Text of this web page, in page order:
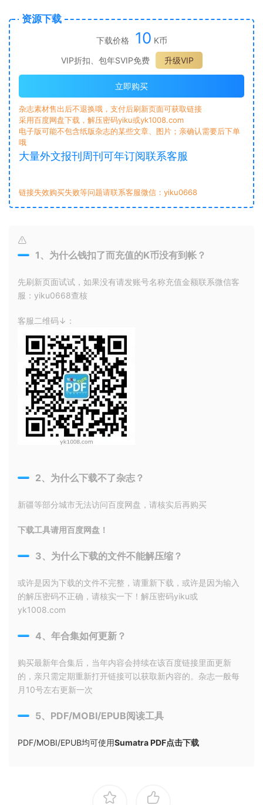
资源下载
下载价格 10 K币
VIP折扣、包年SVIP免费
升级VIP
立即购买
杂志素材售出后不退换哦，支付后刷新页面可获取链接
采用百度网盘下载，解压密码yiku或yk1008.com
电子版可能不包含纸版杂志的某些文章、图片；亲确认需要后下单
哦
大量外文报刊周刊可年订阅联系客服
链接失效购买失败等问题请联系客服微信：yiku0668
1、为什么钱扣了而充值的K币没有到帐？
先刷新页面试试，如果没有请发账号名称充值金额联系微信客
服：yiku0668查核
客服二维码↓：
2、为什么下载不了杂志？
新疆等部分城市无法访问百度网盘，请核实后再购买
下载工具请用百度网盘！
3、为什么下载的文件不能解压缩？
或许是因为下载的文件不完整，请重新下载，或许是因为输入
的解压密码不正确，请核实一下！解压密码yiku或
yk1008.com
4、年合集如何更新？
购买最新年合集后，当年内容会持续在该百度链接里面更新
的，亲只需定期重新打开链接可以获取新内容的。杂志一般每
月10号左右更新一次
5、PDF/MOBI/EPUB阅读工具
PDF/MOBI/EPUB均可使用Sumatra PDF点击下载